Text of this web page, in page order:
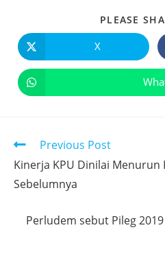
PLEASE
X
Previous Post
Kinerja KPU Dinilai
Sebelumnya
Perludem sebut Pileg